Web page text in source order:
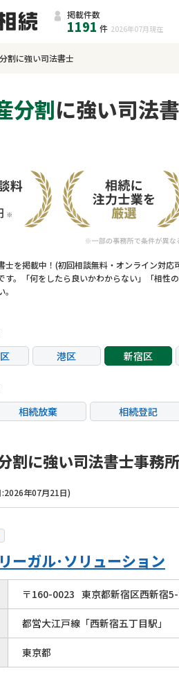
掲載件数
1191 件 2026年07月 現在
割に強い司法書士
分割に強い司法
士を掲載中！(初回相談無料・オンライン対
す。「何をしたら良いかわからない」「相性
港区 新宿区
北区 荒川区
区 八王子市 立川市
市 清瀬市 稲城市
相続放棄 相続登記
生前対策 相続人調査
割に強い司法書士事務
年07月21日)
ーガル･ソリューション
〒160-0023 東京都新宿区西新宿
都営大江戸線「西新宿五丁目駅」
東京都